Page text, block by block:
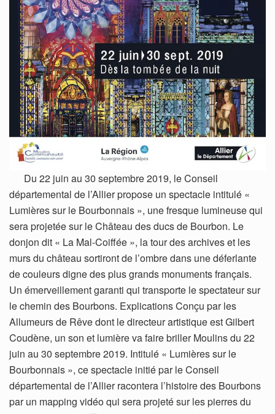
Du 22 juin au 30 septembre 2019, le Conseil
départemental de l’Allier propose un spectacle intitulé «
Lumières sur le Bourbonnais », une fresque lumineuse qui
sera projetée sur le Château des ducs de Bourbon. Le
donjon dit « La Mal-Coiffée », la tour des archives et les
murs du château sortiront de l’ombre dans une déferlante
de couleurs digne des plus grands monuments français.
Un émerveillement garanti qui transporte le spectateur sur
le chemin des Bourbons. Explications Conçu par les
Allumeurs de Rêve dont le directeur artistique est Gilbert
Coudène, un son et lumière va faire briller Moulins du 22
juin au 30 septembre 2019. Intitulé « Lumières sur le
Bourbonnais », ce spectacle initié par le Conseil
départemental de l’Allier racontera l’histoire des Bourbons
par un mapping vidéo qui sera projeté sur les pierres du